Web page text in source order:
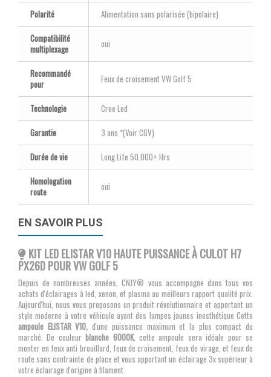
Polarité
Alimentation sans polarisée (bipolaire)
Compatibilité
multiplexage
oui
Recommandé
pour
Feux de croisement VW Golf 5
Technologie
Cree Led
Garantie
3 ans *(Voir CGV)
Durée de vie
Long Life 50.000+ Hrs
Homologation
route
oui
EN SAVOIR PLUS
KIT LED ELISTAR V10 HAUTE PUISSANCE À CULOT H7
PX26D POUR VW GOLF 5
Depuis de nombreuses années, CNJY® vous accompagne dans tous vos
achats d'éclairages à led, xenon, et plasma au meilleurs rapport qualité prix.
Aujourd'hui, nous vous proposons un produit révolutionnaire et apportant un
style moderne à votre véhicule ayant des lampes jaunes inesthétique Cette
ampoule ELISTAR V10,d'une puissance maximum et la plus compact du
marché. De couleur blanche 6000K, cette ampoule sera idéale pour se
monter en feux anti brouillard, feux de croisement, feux de virage, et feux de
route sans contrainte de place et vous apportant un éclairage 3x supérieur à
votre éclairage d'origine à filament.